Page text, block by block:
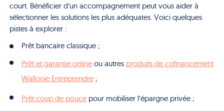
court. Bénéficier d’un accompagnement peut vous aider à
sélectionner les solutions les plus adéquates. Voici quelques
pistes à explorer :
Prêt bancaire classique ;
Prêt et garantie onlineou autres produits de cofinancement
Wallonie Entreprendre;
Prêt coup de poucepour mobiliser l’épargne privée ;